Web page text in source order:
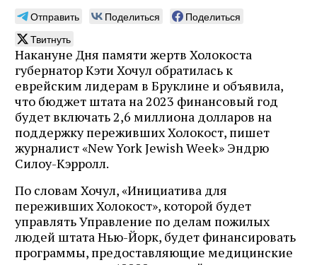
Отправить Поделиться
Поделиться
Твитнуть
Накануне Дня памяти жертв Холокоста
губернатор Кэти Хочул обратилась к
еврейским лидерам в Бруклине и объявила,
что бюджет штата на 2023 финансовый год
будет включать 2,6 миллиона долларов на
поддержку переживших Холокост, пишет
журналист «New York Jewish Week» Эндрю
Силоу-Кэрролл.
По словам Хочул, «Инициатива для
переживших Холокост», которой будет
управлять Управление по делам пожилых
людей штата Нью-Йорк, будет финансировать
программы, предоставляющие медицинские